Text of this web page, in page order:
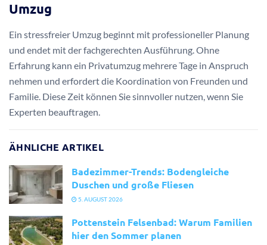
Umzug
Ein stressfreier Umzug beginnt mit professioneller Planung
und endet mit der fachgerechten Ausführung. Ohne
Erfahrung kann ein Privatumzug mehrere Tage in Anspruch
nehmen und erfordert die Koordination von Freunden und
Familie. Diese Zeit können Sie sinnvoller nutzen, wenn Sie
Experten beauftragen.
ÄHNLICHE ARTIKEL
Badezimmer-Trends: Bodengleiche
Duschen und große Fliesen
5. AUGUST 2026
Pottenstein Felsenbad: Warum Familien
hier den Sommer planen